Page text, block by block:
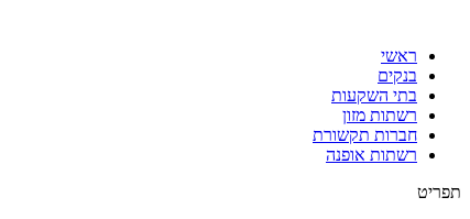
ראשי
בנקים
בתי השקעות
רשתות מזון
חברות תקשורת
רשתות אופנה
תפריט